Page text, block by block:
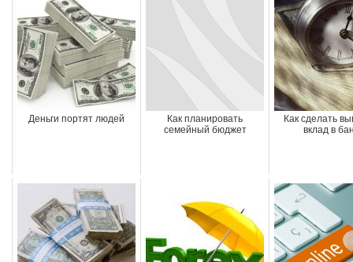
Деньги портят людей
Как планировать
семейный бюджет
Как сделать
вклад в